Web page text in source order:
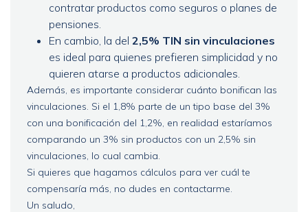
contratar productos como seguros o planes de
pensiones.
En cambio, la del 2,5% TIN sin vinculaciones
es ideal para quienes prefieren simplicidad y no
quieren atarse a productos adicionales.
Además, es importante considerar cuánto bonifican las
vinculaciones. Si el 1,8% parte de un tipo base del 3%
con una bonificación del 1,2%, en realidad estaríamos
comparando un 3% sin productos con un 2,5% sin
vinculaciones, lo cual cambia.
Si quieres que hagamos cálculos para ver cuál te
compensaría más, no dudes en contactarme.
Un saludo,